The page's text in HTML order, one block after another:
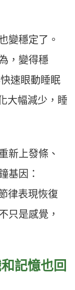
變穩定了。
，變得穩
速眼動睡眠
大幅減少，睡
新上發條、
基因：
律表現恢復
只是感覺，
記憶也回